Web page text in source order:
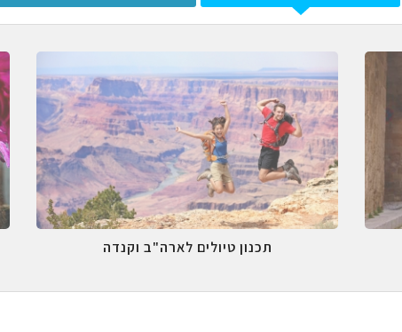
תכנון טיולים לארה"ב וקנדה